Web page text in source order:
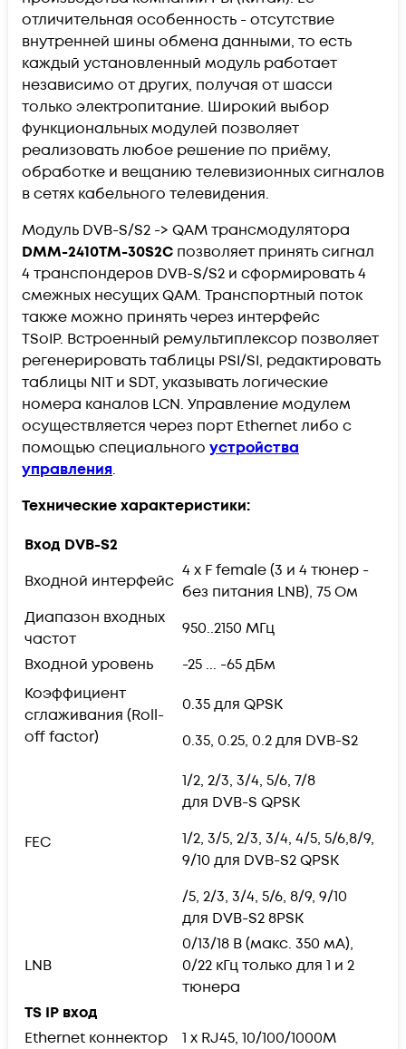
отличительная особенность - отсутствие
внутренней шины обмена данными, то есть
каждый установленный модуль работает
независимо от других, получая от шасси
только электропитание. Широкий выбор
функциональных модулей позволяет
реализовать любое решение по приёму,
обработке и вещанию телевизионных сигналов
в сетях кабельного телевидения.
Модуль DVB-S/S2 -> QAM трансмодулятора
DMM-2410TM-30S2C позволяет принять сигнал
4 транспондеров DVB-S/S2 и сформировать 4
смежных несущих QAM. Транспортный поток
также можно принять через интерфейс
TSoIP. Встроенный ремультиплексор позволяет
регенерировать таблицы PSI/SI, редактировать
таблицы NIT и SDT, указывать логические
номера каналов LCN. Управление модулем
осуществляется через порт Ethernet либо с
помощью специального устройства
управления.
Технические характеристики:
Вход DVB-S2
Входной интерфейс
4 x F female (3 и 4 тюнер -
без питания LNB), 75 Ом
Диапазон входных
частот
950..2150 МГц
Входной уровень
-25 ... -65 дБм
Коэффициент
сглаживания (Roll-
off factor)
0.35 для QPSK
0.35, 0.25, 0.2 для DVB-S2
FEC
1/2, 2/3, 3/4, 5/6, 7/8
для DVB-S QPSK
1/2, 3/5, 2/3, 3/4, 4/5, 5/6,8/9,
9/10 для DVB-S2 QPSK
/5, 2/3, 3/4, 5/6, 8/9, 9/10
для DVB-S2 8PSK
LNB
0/13/18 В (макс. 350 мA),
0/22 кГц только для 1 и 2
тюнера
TS IP вход
Ethernet коннектор
1 х RJ45, 10/100/1000M